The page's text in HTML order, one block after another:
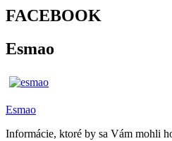
FACEBOOK
Esmao
Esmao
Informácie, ktoré by sa Vám mohli